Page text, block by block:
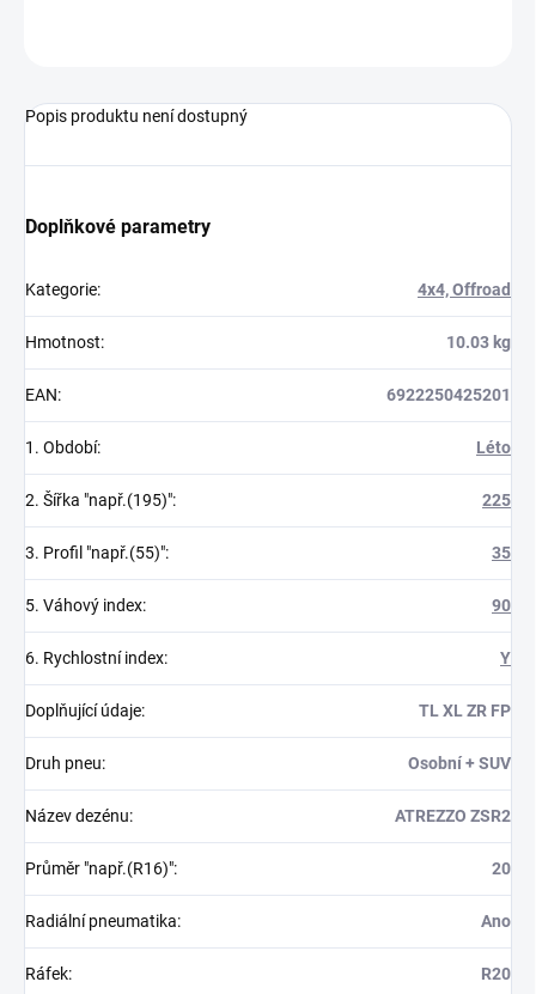
Popis produktu není dostupný
Doplňkové parametry
Kategorie: 4x4, Offroad
Hmotnost: 10.03 kg
EAN: 6922250425201
1. Období: Léto
2. Šířka "např.(195)": 225
3. Profil "např.(55)": 35
5. Váhový index: 90
6. Rychlostní index: Y
Doplňující údaje: TL XL ZR FP
Druh pneu: Osobní + SUV
Název dezénu: ATREZZO ZSR2
Průměr "např.(R16)": 20
Radiální pneumatika: Ano
Ráfek: R20